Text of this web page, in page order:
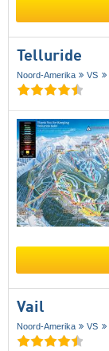
Telluride
Noord-Amerika VS
Vail
Noord-Amerika VS